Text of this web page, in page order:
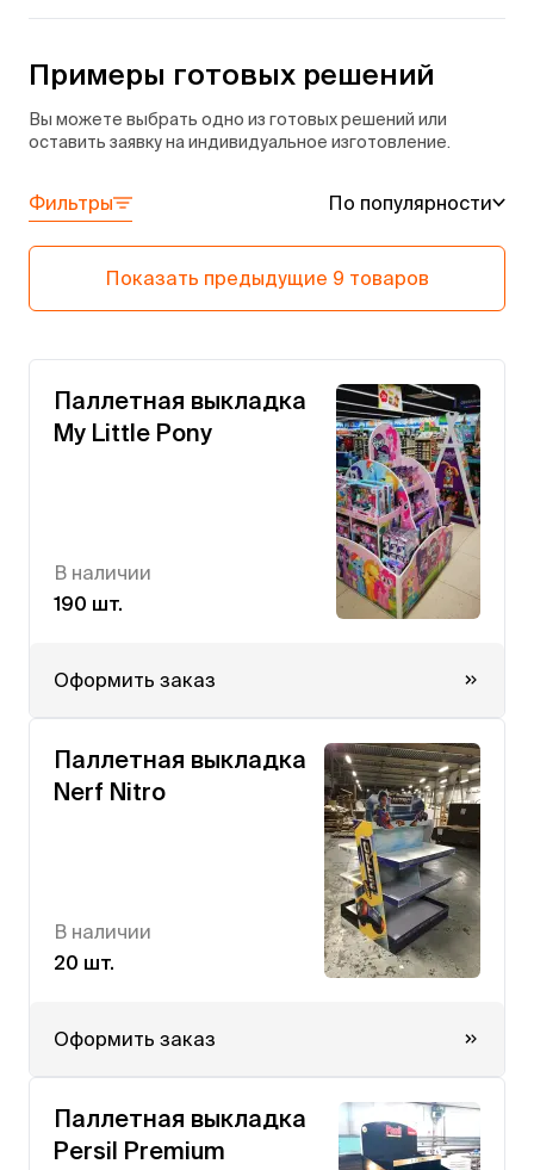
Примеры готовых решений
Вы можете выбрать одно из готовых решений или
оставить заявку на индивидуальное изготовление.
Фильтры По популярности
Показать предыдущие 9 товаров
Паллетная выкладка
My Little Pony
В наличии
190 шт.
Оформить заказ
Паллетная выкладка
Nerf Nitro
В наличии
20 шт.
Оформить заказ
Паллетная выкладка
Persil Premium